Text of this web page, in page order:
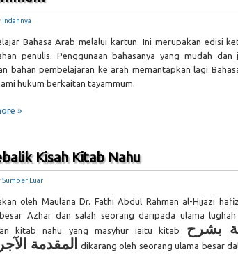
Indahnya
Bahasa Arab melalui kartun. Ini merupakan edisi
penulis. Penggunaan bahasanya yang mudah dan
bahan pembelajaran ke arah memantapkan lagi
hukum berkaitan tayammum.
»
Kisah Kitab Nahu
Sumber Luar
oleh Maulana Dr. Fathi Abdul Rahman al-Hijazi
Azhar dan salah seorang daripada ulama
kitab nahu yang masyhur iaitu kitab
بشرح
المقدمة
dikarang oleh seorang ulama besar